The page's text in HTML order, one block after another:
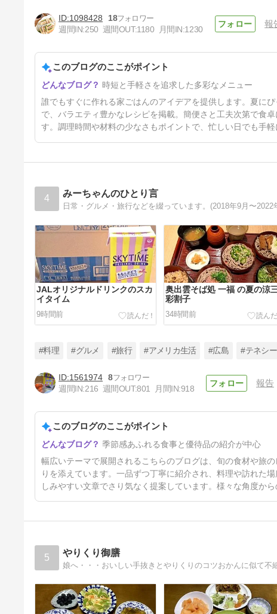
何度もリピしたくなる！ナスと
オクラのピリ辛漬け
4日前
1098428
18
週間IN:250 週間OUT:1180 月間IN:1230
報
このブログのここがポイント
時短と手軽さを追求した多彩なメニュー
誰でもすぐに作れる家ごはんのアイデアを提供します。夏に
で、バラエティ豊かなレシピを掲載。簡便さと工夫次第で食
す。調理時間や材料の少なさもポイントで、忙しい日でも手
4 みーちゃんのひとり言
日常・グルメ・旅行などを綴っています。(2018年9月〜
JALオリジナルドリンクのスカ
イタイム
9時間前
奥出雲そば処 一福 の夏の涼
彩割子
34時間前
待品♦自社商品詰め合わせ
4日前
#料理 #グルメ #旅行 #アメリカ生活 #広島 #テネシー
1561974 8
週間IN:216 週間OUT:801 月間IN:918
報告
このブログのここがポイント
季節感あふれる食事と優待品の紹介が中心
幅広いテーマで展開されるこちらのブログは、旬の食材や旅
りを添えています。一品ずつ丁寧に紹介され、料理や訪れた
しみやすい文章でさり気なく提案しています。様々な角度か
5 やりくり御膳
娘へ・・・おいしい手抜きとやりくりのコツおかんに似て